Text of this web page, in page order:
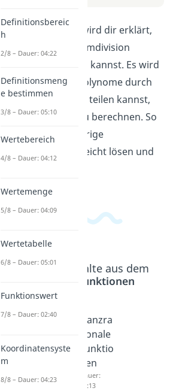
In diesem Video wird dir erklärt,
wie du die Polynomdivision
einfach verstehen kannst. Es wird
gezeigt, wie du Polynome durch
andere Polynome teilen kannst,
um die Division zu berechnen. So
kannst du schwierige
Matheaufgaben leicht lösen und
Beliebte Inhalte aus dem
Funktionen
Polyno
on
Dauer:
Polyno
on
en
Ganzra
tionale
Funktio
nen
Dauer:
05:13
Definitionsbereic
h
2/8 – Dauer: 04:22
Definitionsmeng
e bestimmen
3/8 – Dauer: 05:10
Wertebereich
4/8 – Dauer: 04:12
Wertemenge
5/8 – Dauer: 04:09
Wertetabelle
6/8 – Dauer: 05:01
Funktionswert
7/8 – Dauer: 02:40
Koordinatensyste
m
8/8 – Dauer: 04:23